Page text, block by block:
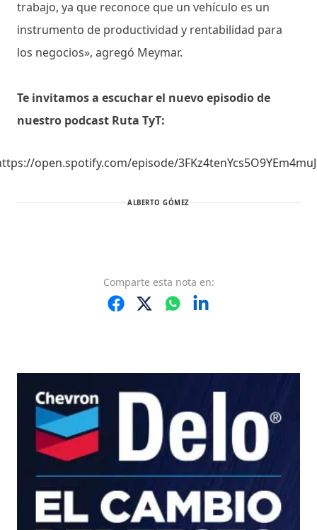
trabajo, ya que reconoce que un vehículo es un
instrumento de productividad y rentabilidad para
los negocios», agregó Meymar.
Te invitamos a escuchar el nuevo episodio de
nuestro podcast Ruta TyT:
open.spotify.com/episode/
ALBERTO GÓMEZ
Comparte esta nota en: